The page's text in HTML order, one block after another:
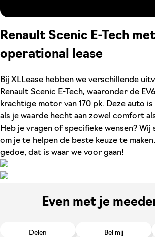
Renault Scenic E-Tech
operational lease
Bij XLLease hebben we verschillende
Renault Scenic E-Tech, waaronder de
krachtige motor van 170 pk. Deze auto
als je waarde hecht aan zowel comfort
Heb je vragen of specifieke wensen? Wij
om je te helpen de beste keuze te
gedoe, dat is waar we voor gaan!
Even met je
Delen Bel mij